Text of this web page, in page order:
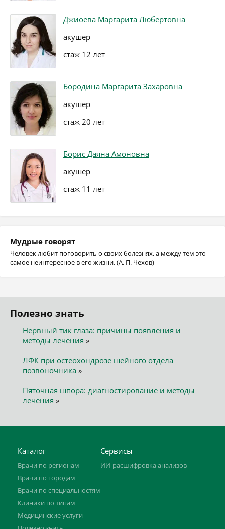
Джиоева Маргарита Любертовна
акушер
стаж 12 лет
Бородина Маргарита Захаровна
акушер
стаж 20 лет
Борис Даяна Амоновна
акушер
стаж 11 лет
Мудрые говорят
Человек любит поговорить о своих болезнях, а между тем это
самое неинтересное в его жизни. (А. П. Чехов)
Полезно знать
Нервный тик глаза: причины появления и
методы лечения »
ЛФК при остеохондрозе шейного отдела
позвоночника»
Пяточная шпора: диагностирование и методы
лечения »
Каталог
Врачи по регионам
Врачи по городам
Врачи по специальностям
Клиники по типам
Медицинские услуги
Сервисы
ИИ-расшифровка анализов